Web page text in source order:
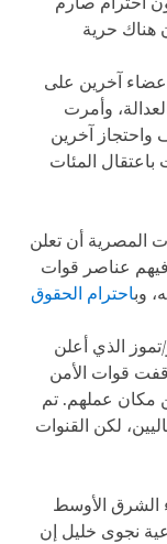
هناك حرية
آخرين على
وأمرت
واحتجاز آخرين
باعتقال المئات
المصرية أن تعلن
فيهم عناصر قوات
وباحترام الحقوق
خطاب السيسي في 3 يوليو/تموز الذي أعلن
قوات الأمن
من مكان عملهم. تم
لكن القنوات
الشرق الأوسط
نجوى خليل إن